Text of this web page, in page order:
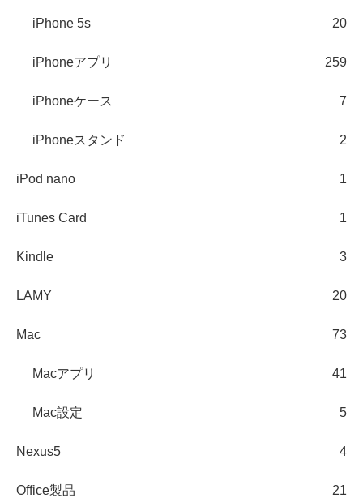
iPhone 5s 20
iPhoneアプリ 259
iPhoneケース 7
iPhoneスタンド 2
iPod nano 1
iTunes Card 1
Kindle 3
LAMY 20
Mac 73
Macアプリ 41
Mac設定 5
Nexus5 4
Office製品 21